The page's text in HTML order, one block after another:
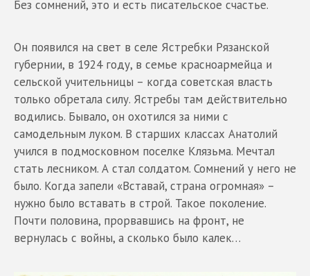
Без сомнений, это и есть писательское счастье.
Он появился на свет в селе Ястребки Рязанской
губернии, в 1924 году, в семье красноармейца и
сельской учительницы – когда советская власть
только обретала силу. Ястребы там действительно
водились. Бывало, он охотился за ними с
самодельным луком. В старших классах Анатолий
учился в подмосковном поселке Клязьма. Мечтал
стать лесником. А стал солдатом. Сомнений у него не
было. Когда запели «Вставай, страна огромная» –
нужно было вставать в строй. Такое поколение.
Почти половина, прорвавшись на фронт, не
вернулась с войны, а сколько было калек…